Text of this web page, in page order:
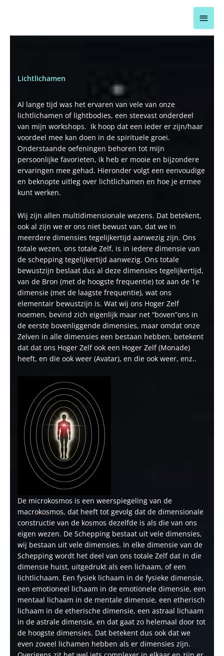
inhoud
Lichtlichamen
Al lange tijd was het ervaren van vele van onze
lichtlichamen of lightbodies, een steevast onderdeel
van mijn workshops. Ik hoop dat een ieder er zijn/haar
voordeel mee kan doen in de spirituele groei.
Onderstaande oefeningen behoren tot mijn
persoonlijke favorieten, ik heb er mooie en bijzondere
ervaringen mee gehad. Hieronder volgt een eenvoudige
en beknopte uitleg over lichtlichamen en hoe je ermee
kunt werken.
Wij zijn allen multidimensionale wezens. Dat betekent,
ook al zijn we er ons niet bewust van, dat we in
meerdere dimensies tegelijkertijd aanwezig zijn. Ons
totale wezen, ons totale Zelf, is in iedere dimensie van
de schepping tegelijkertijd aanwezig. Ons totale
bewustzijn beslaat dus al deze dimensies tegelijkertijd,
van de Bron (met de hoogste frequentie) tot aan de 1e
dimensie (met de laagste frequentie), wat ons
elementair bewustzijn is. Wat wij ons Hoger Zelf
noemen, bevind zich eigenlijk maar net “boven”ons in
de eerste bovenliggende dimensies, maar omdat onze
Zelven in alle dimensies een bestaan hebben, betekent
dat dat ons Hoger Zelf ook een Hoger Zelf (Monade)
heeft, en die ook weer (Avatar), en die ook weer, enz..
De microkosmos is een weerspiegeling van de
macrokosmos, dat heeft tot gevolg dat de dimensionale
constructie van de kosmos dezelfde is als die van ons
eigen wezen. De Schepping bestaat uit vele dimensies,
wij bestaan uit vele dimensies. In elke dimensie van de
Schepping wordt het deel van ons totale Zelf dat in die
dimensie huist, uitgedrukt als een lichaam, of een
lichtlichaam. Een fysiek lichaam in de fysieke dimensie,
een emotioneel lichaam in de emotionele dimensie, een
mentaal lichaam in de mentale dimensie, een etherisch
lichaam in de etherische dimensie, een astraal lichaam
in de astrale dimensie, en dat gaat zo helemaal door tot
de hoogste dimensies. Dat betekent dus ook dat we
even zoveel lichamen hebben als er dimensies zijn.